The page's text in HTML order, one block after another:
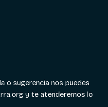
o sugerencia nos puedes
y te atenderemos lo